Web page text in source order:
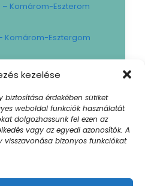
kezelése
érdekében sütiket
weboldal funkciók használatát
dolgozhassunk fel ezen az
vagy az egyedi azonosítók. A
visszavonása bizonyos funkciókat
– Komárom-Eszterom
Komárom-Esztergom
– Komárom-